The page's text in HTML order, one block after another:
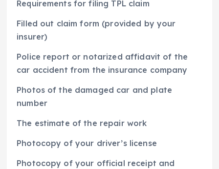
Requirements for filing TPL claim
Filled out claim form (provided by your
insurer)
Police report or notarized affidavit of the
car accident from the insurance company
Photos of the damaged car and plate
number
The estimate of the repair work
Photocopy of your driver’s license
Photocopy of your official receipt and